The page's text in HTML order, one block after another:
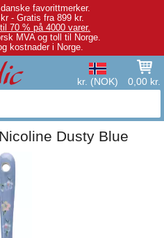
favorittmerker.
- Gratis fra 899 kr.
70 % på 4000 varer.
MVA og toll til Norge.
kostnader i Norge.
kr. (NOK) 0,00 kr.
Dusty Blue